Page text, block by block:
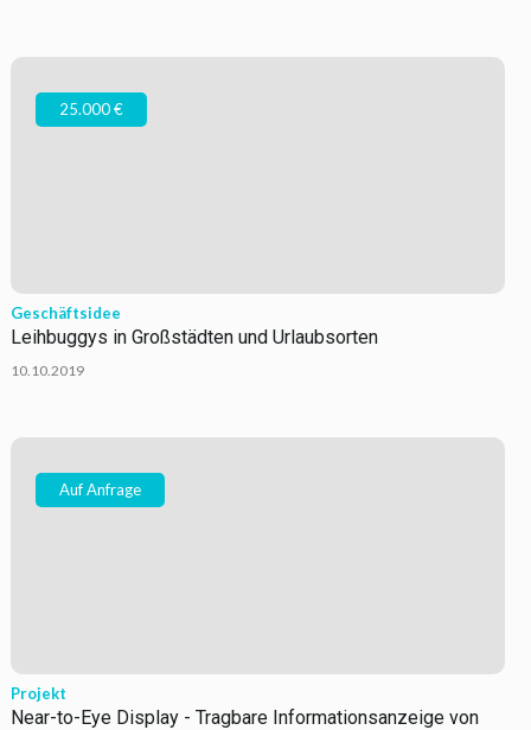
25.000 €
Geschäftsidee
Leihbuggys in Großstädten und Urlaubsorten
10.10.2019
Auf Anfrage
Projekt
Near-to-Eye Display - Tragbare Informationsanzeige von